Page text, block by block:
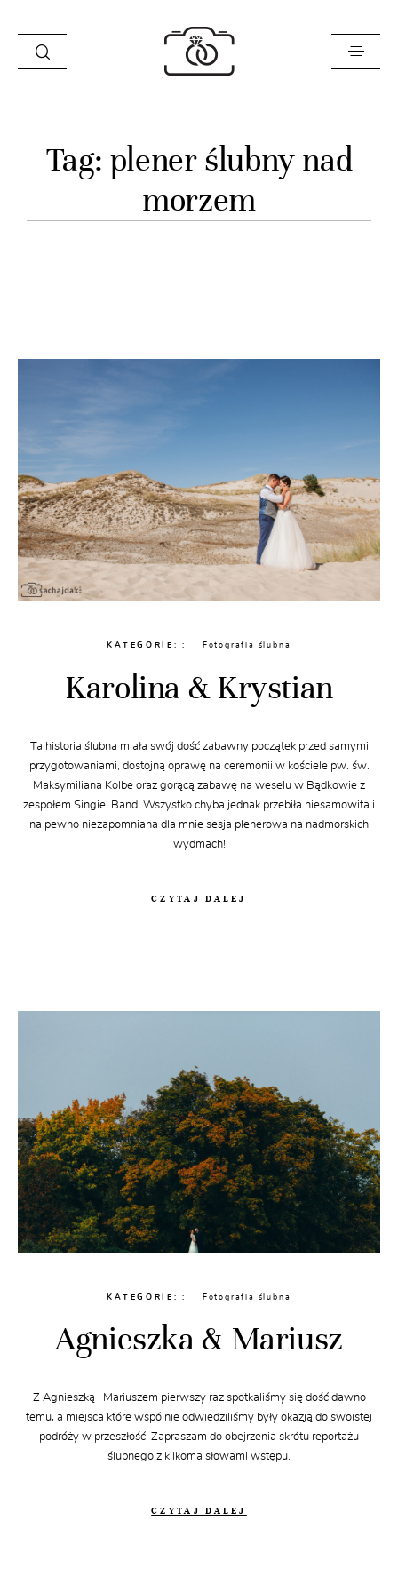
Opinie
Tag: plener ślubny nad
morzem
KATEGORIE: Fotografia ślubna
Karolina & Krystian
Ta historia ślubna miała swój dość zabawny początek przed samymi
przygotowaniami, dostojną oprawę na ceremonii w kościele pw. św.
Maksymiliana Kolbe oraz gorącą zabawę na weselu w Bądkowie z
zespołem Singiel Band. Wszystko chyba jednak przebiła niesamowita i
na pewno niezapomniana dla mnie sesja plenerowa na nadmorskich
wydmach!
CZYTAJ DALEJ
KATEGORIE: Fotografia ślubna
Agnieszka & Mariusz
Z Agnieszką i Mariuszem pierwszy raz spotkaliśmy się dość dawno
temu, a miejsca które wspólnie odwiedziliśmy były okazją do swoistej
podróży w przeszłość. Zapraszam do obejrzenia skrótu reportażu
ślubnego z kilkoma słowami wstępu.
CZYTAJ DALEJ